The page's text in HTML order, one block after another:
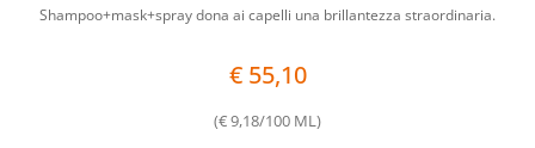
Shampoo+mask+spray dona ai capelli una brillantezza straordinaria.
€ 55,10
(€ 9,18/100 ML)